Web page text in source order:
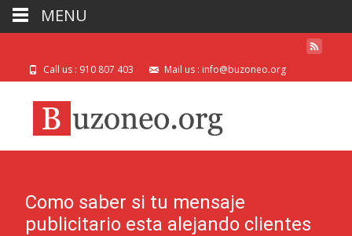
Call us : 910 807 403 Mail us : info@buzoneo.org
Como saber si tu mensaje
publicitario esta alejando clientes
MENU